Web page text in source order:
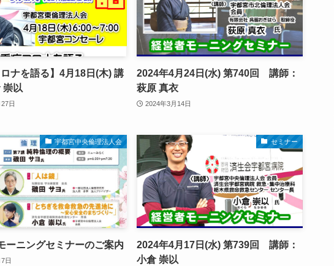
ロナを語る】4月18日(木) 講
崇以
日
2024年4月24日(水) 第740回 講師：
萩原 真衣
2024年3月14日
宇都宮中央倫理法人会
ーニングセミナーのご案内
日
セミナー
2024年4月17日(水) 第739回 講師：
小倉 崇以